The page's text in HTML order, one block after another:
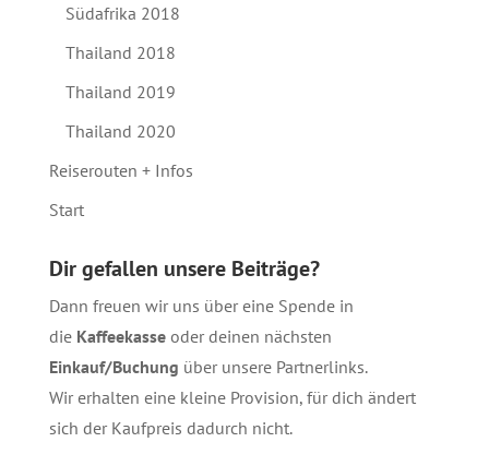
Südafrika 2018
Thailand 2018
Thailand 2019
Thailand 2020
Reiserouten + Infos
Start
Dir gefallen unsere Beiträge?
Dann freuen wir uns über eine Spende in
die Kaffeekasseoder deinen nächsten
Einkauf/Buchung über unsere Partnerlinks.
Wir erhalten eine kleine Provision, für dich ändert
sich der Kaufpreis dadurch nicht.